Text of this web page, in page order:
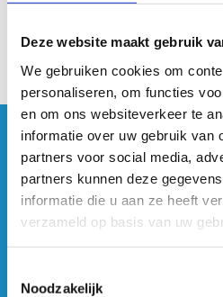
Deze website maakt gebruik
We gebruiken cookies om
personaliseren, om functies
en om ons websiteverkeer te
informatie over uw gebruik van
partners voor social media,
partners kunnen deze
informatie die u aan ze heeft
verzameld op basis van uw
Noodzakelijk
Filter op merk
SKF
kolkweg 63
8243 PN Lelystad
0320 - 26 17 77